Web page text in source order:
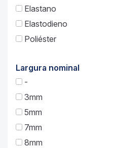
Elastano
Elastodieno
Poliéster
Largura nominal
-
3mm
5mm
7mm
8mm